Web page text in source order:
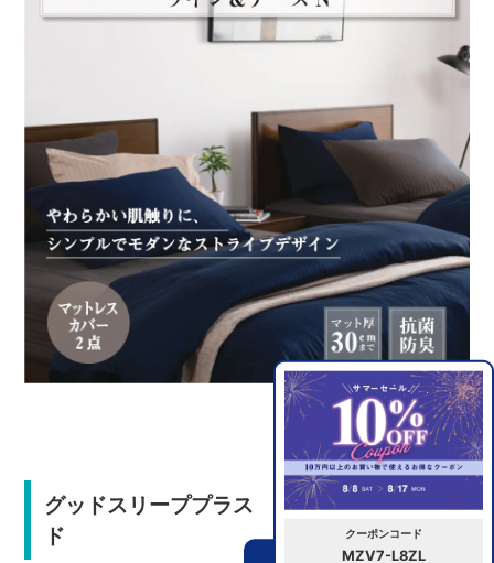
クーポンコード
MZV7-L8ZL
グッドスリーププラス バイオベッドパッ
ド